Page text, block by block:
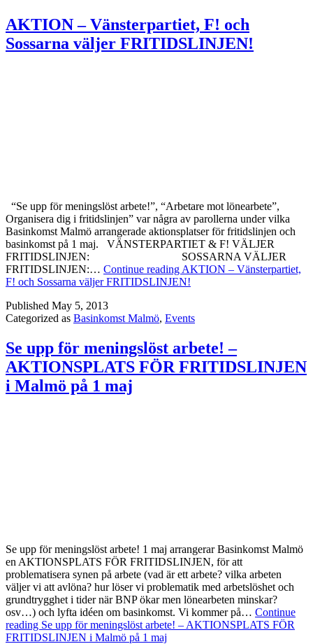
AKTION – Vänsterpartiet, F! och
Sossarna väljer FRITIDSLINJEN!
“Se upp för meningslöst arbete!”, “Arbetare mot lönearbete”,
Organisera dig i fritidslinjen” var några av parollerna under vilka
Basinkomst Malmö arrangerade aktionsplatser för fritidslinjen och
basinkomst på 1 maj. VÄNSTERPARTIET & F! VÄLJER
FRITIDSLINJEN: SOSSARNA VÄLJER
FRITIDSLINJEN:… Continue readingAKTION – Vänsterpartiet,
F! och Sossarna väljer FRITIDSLINJEN!
Published May 5, 2013
Categorized as Basinkomst Malmö, Events
Se upp för meningslöst arbete! –
AKTIONSPLATS FÖR FRITIDSLINJEN
i Malmö på 1 maj
Se upp för meningslöst arbete! 1 maj arrangerar Basinkomst Malmö
en AKTIONSPLATS FÖR FRITIDSLINJEN, för att
problematisera synen på arbete (vad är ett arbete? vilka arbeten
väljer vi att avlöna? hur löser vi problematik med arbetslöshet och
grundtrygghet i tider när BNP ökar men lönearbeten minskar?
osv…) och lyfta idéen om basinkomst. Vi kommer på… Continue
reading Se upp för meningslöst arbete! – AKTIONSPLATS FÖR
FRITIDSLINJEN i Malmö på 1 maj